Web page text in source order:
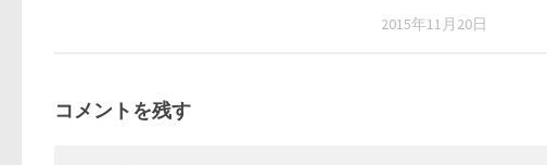
2015年11月20日
コメントを残す